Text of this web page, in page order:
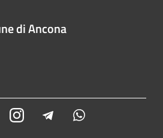
di Ancona
YoutubeInstagram Telegram